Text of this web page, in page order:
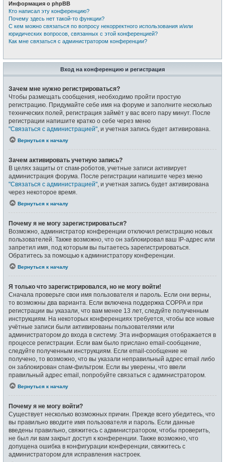
Информация о phpBB
Кто написал эту конференцию?
Почему здесь нет такой-то функции?
С кем можно связаться по вопросу некорректного использования и/или
юридических вопросов, связанных с этой конференцией?
Как мне связаться с администратором конференции?
Вход на конференцию и регистрация
Зачем мне нужно регистрироваться?
Чтобы размещать сообщения, необходимо пройти простую
регистрацию. Придумайте себе имя на форуме и заполните несколько
технических полей, регистрация займёт у вас всего пару минут. После
регистрации напишите кратко о себе через меню
"Связаться с администрацией" , и учетная запись будет активирована.
Вернуться к началу
Зачем активировать учетную запись?
В целях защиты от спам-роботов, учетные записи активирует
администрация форума. После регистрации напишите через меню
"Связаться с администрацией" , и учетная запись будет активирована
через некоторое время.
Вернуться к началу
Почему я не могу зарегистрироваться?
Возможно, администратор конференции отключил регистрацию новых
пользователей. Также возможно, что он заблокировал ваш IP-адрес или
запретил имя, под которым вы пытаетесь зарегистрироваться.
Обратитесь за помощью к администратору конференции.
Вернуться к началу
Я только что зарегистрировался, но не могу войти!
Сначала проверьте свои имя пользователя и пароль. Если они верны,
то возможны два варианта. Если включена поддержка COPPA и при
регистрации вы указали, что вам менее 13 лет, следуйте полученным
инструкциям. На некоторых конференциях требуется, чтобы все новые
учётные записи были активированы пользователями или
администратором до входа в систему. Эта информация отображается в
процессе регистрации. Если вам было прислано email-сообщение,
следуйте полученным инструкциям. Если email-сообщение не
получено, то возможно, что вы указали неправильный адрес email либо
он заблокирован спам-фильтром. Если вы уверены, что ввели
правильный адрес email, попробуйте связаться с администратором.
Вернуться к началу
Почему я не могу войти?
Существует несколько возможных причин. Прежде всего убедитесь, что
вы правильно вводите имя пользователя и пароль. Если данные
введены правильно, свяжитесь с администратором, чтобы проверить,
не был ли вам закрыт доступ к конференции. Также возможно, что
допущена ошибка в конфигурации конференции, свяжитесь с
администратором для исправления настроек.